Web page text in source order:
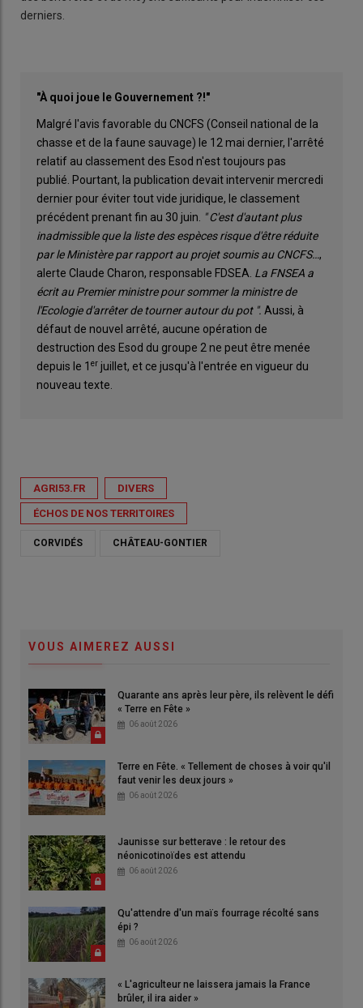
derniers.
"À quoi joue le Gouvernement ?!"
Malgré l'avis favorable du CNCFS (Conseil national de la
chasse et de la faune sauvage) le 12 mai dernier, l'arrêté
relatif au classement des Esod n'est toujours pas
publié. Pourtant, la publication devait intervenir mercredi
dernier pour éviter tout vide juridique, le classement
précédent prenant fin au 30 juin.
" C'est d'autant plus
inadmissible que la liste des espèces risque d'être réduite
par le Ministère par rapport au projet soumis au CNCFS…,
alerte Claude Charon, responsable FDSEA. La FNSEA a
écrit au Premier ministre pour sommer la ministre de
l'Ecologie d'arrêter de tourner autour du pot ". Aussi, à
défaut de nouvel arrêté, aucune opération de
destruction des Esod du groupe 2 ne peut être menée
depuis le 1 er juillet, et ce jusqu'à l'entrée en vigueur du
nouveau texte.
AGRI53.FR DIVERS
ÉCHOS DE NOS TERRITOIRES
CORVIDÉS CHÂTEAU-GONTIER
VOUS AIMEREZ AUSSI
Quarante ans après leur père, ils relèvent le défi
« Terre en Fête »
06 août 2026
Terre en Fête. « Tellement de choses à voir qu'il
faut venir les deux jours »
06 août 2026
Jaunisse sur betterave : le retour des
néonicotinoïdes est attendu
06 août 2026
Qu'attendre d'un maïs fourrage récolté sans
épi ?
06 août 2026
« L'agriculteur ne laissera jamais la France
brûler, il ira aider »